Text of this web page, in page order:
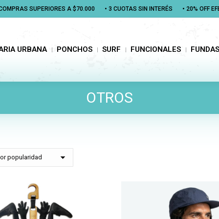
SUPERIORES A $70.000 • 3 CUOTAS SIN INTERÉS • 20% OFF
URBANA PONCHOS SURF FUNCIONALES FUNDAS
OTROS
SUPERIORES A $70.000 • 3 CUOTAS SIN INTERÉS • 20% OFF
URBANA PONCHOS SURF FUNCIONALES FUNDAS